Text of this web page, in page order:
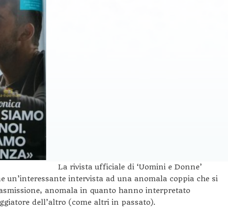
La rivista ufficiale di ‘Uomini e Donne’
un’interessante intervista ad una anomala coppia che si
anomala in quanto hanno interpretato
dell’altro (come altri in passato).